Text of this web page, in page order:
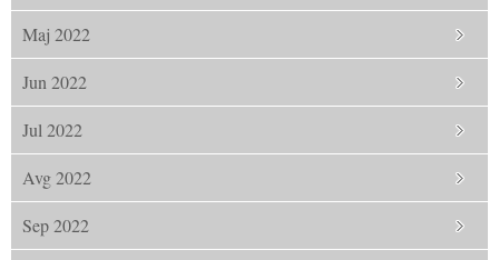
Maj 2022
Jun 2022
Jul 2022
Avg 2022
Sep 2022